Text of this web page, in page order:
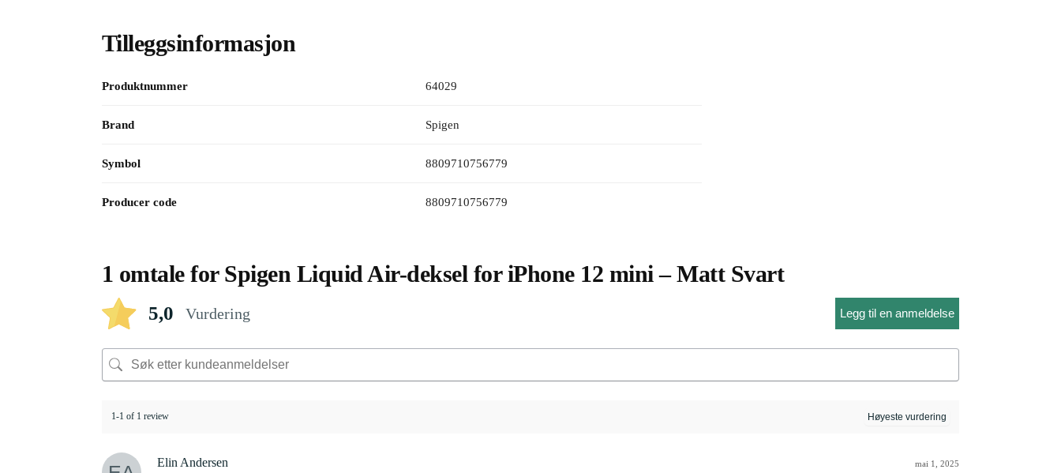
Tilleggsinformasjon
Produktnummer 64029
Brand Spigen
Symbol 8809710756779
Producer code 8809710756779
1 omtale for Spigen Liquid Air-deksel for iPhone 12 mini – Matt Svart
5,0 Vurdering Legg til en anmeldelse
1-1 of 1 review
Elin Andersen mai 1, 2025